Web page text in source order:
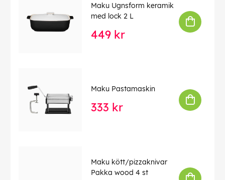
Maku Ugnsform keramik
med lock 2 L
449 kr
Maku Pastamaskin
333 kr
Maku kött/pizzaknivar
Pakka wood 4 st